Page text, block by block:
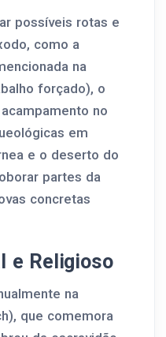
possíveis rotas e
como a
na
forçado), o
no
em
e o deserto do
partes da
concretas
e Religioso
na
que comemora